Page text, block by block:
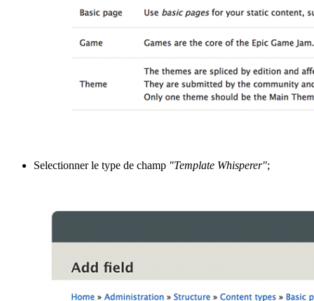
Selectionner le type de champ "Template Whisperer";